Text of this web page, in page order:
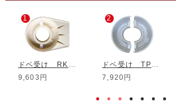
1
ドベ受け RKシリーズ用
9,603円
2
ドベ受け TPシリーズ用
7,920円